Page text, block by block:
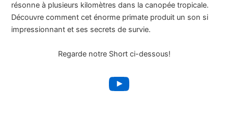
résonne à plusieurs kilomètres dans la canopée tropicale.
Découvre comment cet énorme primate produit un son si
impressionnant et ses secrets de survie.
Regarde notre Short ci-dessous!
YouTube